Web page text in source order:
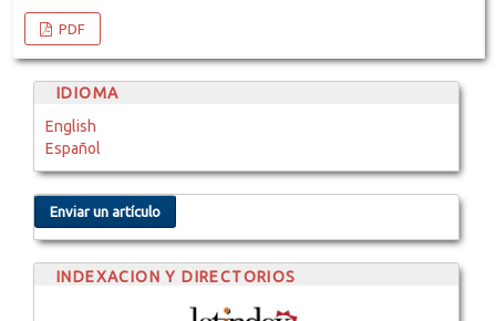
PDF
IDIOMA
English
Español
Enviar un artículo
INDEXACION Y DIRECTORIOS